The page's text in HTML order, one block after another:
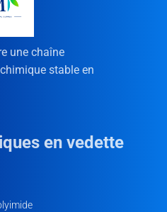
une chaîne
stable en
en vedette